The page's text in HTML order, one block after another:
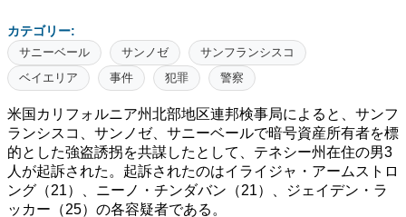
カテゴリー:
サニーベール サンノゼ
サンフランシスコ
ベイエリア
事件 犯罪 警察
米国カリフォルニア州北部地区連邦検事局によると、サンフ
ランシスコ、サンノゼ、サニーベールで暗号資産所有者を標
的とした強盗誘拐を共謀したとして、テネシー州在住の男3
人が起訴された。起訴されたのはイライジャ・アームストロ
ング（21）、ニーノ・チンダバン（21）、ジェイデン・ラ
ッカー（25）の各容疑者である。